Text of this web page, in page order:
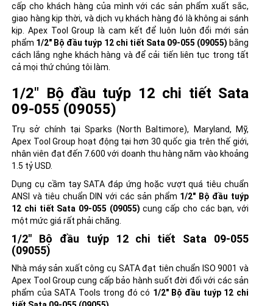
cấp cho khách hàng của mình với các sản phẩm xuất sắc,
giao hàng kịp thời, và dịch vụ khách hàng đó là không ai sánh
kịp. Apex Tool Group là cam kết để luôn luôn đổi mới sản
phẩm 1/2" Bộ đầu tuýp 12 chi tiết Sata 09-055 (09055) bằng
cách lắng nghe khách hàng và để cải tiến liên tục trong tất
cả mọi thứ chúng tôi làm.
1/2" Bộ đầu tuýp 12 chi tiết Sata
09-055 (09055)
Trụ sở chính tại Sparks (North Baltimore), Maryland, Mỹ,
Apex Tool Group hoạt động tại hơn 30 quốc gia trên thế giới,
nhân viên đạt đến 7.600 với doanh thu hàng năm vào khoảng
1.5 tỷ USD.
Dụng cụ cầm tay SATA đáp ứng hoặc vượt quá tiêu chuẩn
ANSI và tiêu chuẩn DIN với các sản phẩm 1/2" Bộ đầu tuýp
12 chi tiết Sata 09-055 (09055) cung cấp cho các bạn, với
một mức giá rất phải chăng.
1/2" Bộ đầu tuýp 12 chi tiết Sata 09-055
(09055)
Nhà máy sản xuất công cụ SATA đạt tiên chuẩn ISO 9001 và
Apex Tool Group cung cấp bảo hành suốt đời đối với các sản
phẩm của SATA Tools trong đó có 1/2" Bộ đầu tuýp 12 chi